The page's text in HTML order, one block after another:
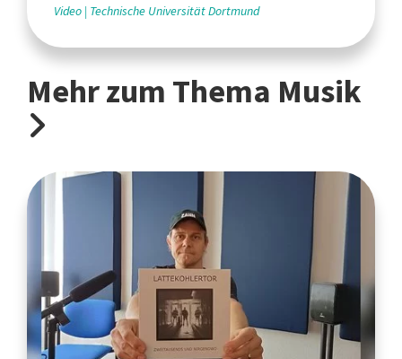
Video Technische Universität Dortmund
Mehr zum Thema Musik